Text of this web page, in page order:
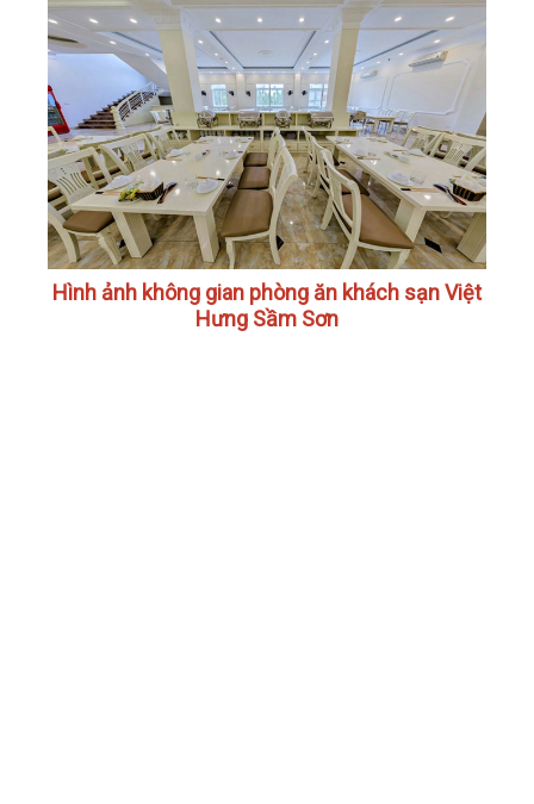
Hình ảnh không gian phòng ăn khách sạn Việt
Hưng Sầm Sơn